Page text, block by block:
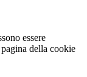
essere
della cookie